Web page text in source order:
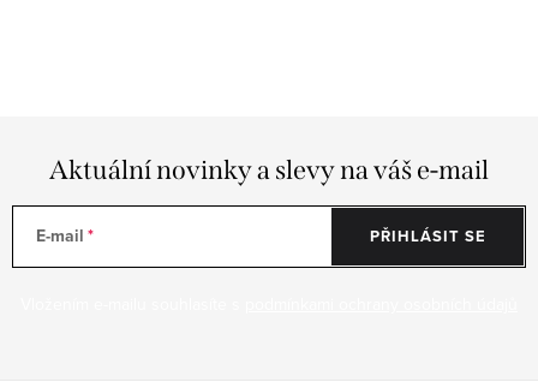
Aktuální novinky a slevy na váš e-mail
E-mail PŘIHLÁSIT SE